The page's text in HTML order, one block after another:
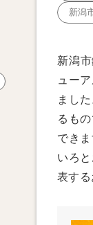
新潟
新潟
ュー
まし
るも
でき
いろ
表す